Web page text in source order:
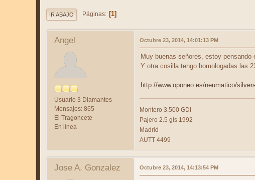
IR ABAJO Páginas 1
Angel
Usuario 3 Diamantes
Mensajes: 865
El Tragoncete
En línea
Octubre 23, 2014, 14:01:13 PM
Muy buenas señores, estoy
Y otra cosilla tengo homologadas las
http://www.oponeo.es/neumatico/
Montero 3.500 GDI
Pajero 2.5 gls 1992
Madrid
AUTT 4499
Jose A. Gonzalez Octubre 23, 2014, 14:13:54 PM